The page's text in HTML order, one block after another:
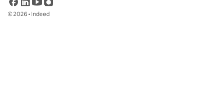
©2026• Indeed